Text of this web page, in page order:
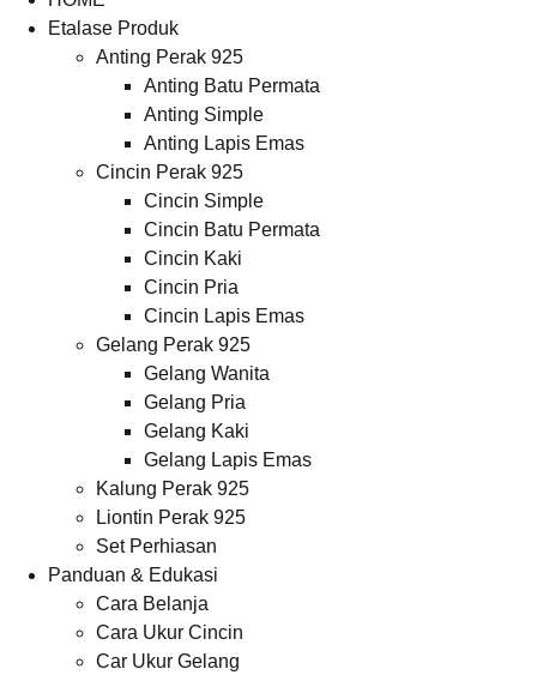
Etalase Produk
Anting Perak 925
Anting Batu Permata
Anting Simple
Anting Lapis Emas
Cincin Perak 925
Cincin Simple
Cincin Batu Permata
Cincin Kaki
Cincin Pria
Cincin Lapis Emas
Gelang Perak 925
Gelang Wanita
Gelang Pria
Gelang Kaki
Gelang Lapis Emas
Kalung Perak 925
Liontin Perak 925
Set Perhiasan
Panduan & Edukasi
Cara Belanja
Cara Ukur Cincin
Car Ukur Gelang